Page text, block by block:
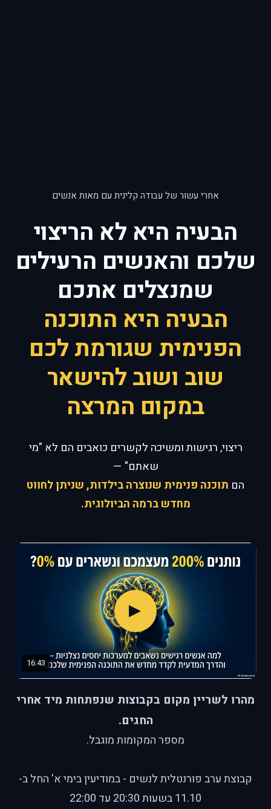
אחרי עשור של עבודה קלינית עם מאות אנשים
הבעיה היא לא הריצוי
שלכם והאנשים הרעילים
שמנצלים אתכם
הבעיה היא התוכנה
הפנימית שגורמת לכם
שוב ושוב להישאר
במקום המרצה
ריצוי, רגישות ומשיכה לקשרים כואבים הם לא "מי
שאתם" —
הם תוכנה פנימית שנוצרה בילדות, שניתן לחווט
מחדש ברמה הביולוגית.
▶
16:43
מהרו לשריין מקום בקבוצות שנפתחות מיד אחרי
החגים.
מספר המקומות מוגבל.
קבוצת ערב פורנטלית לנשים - במודיעין בימי א' החל ב-
11.10 בשעות 20:30 עד 22:00